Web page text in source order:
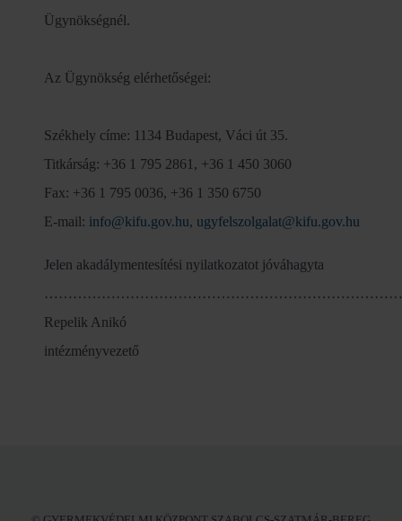
Ügynökségnél.
Az Ügynökség elérhetőségei:
Székhely címe: 1134 Budapest, Váci út 35.
Titkárság: +36 1 795 2861, +36 1 450 3060
Fax: +36 1 795 0036, +36 1 350 6750
E-mail: info@kifu.gov.hu, ugyfelszolgalat@kifu.gov.hu
Jelen akadálymentesítési nyilatkozatot jóváhagyta
Repelik Anikó
intézményvezető